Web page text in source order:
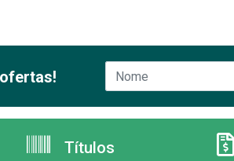
Títulos